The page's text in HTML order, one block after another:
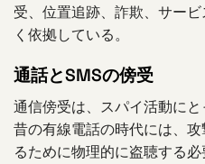
受、位置追跡、詐欺、サー
く依拠している。
通話とSMSの傍受
通信傍受は、スパイ活動にと
昔の有線電話の時代には、
るために物理的に盗聴する必